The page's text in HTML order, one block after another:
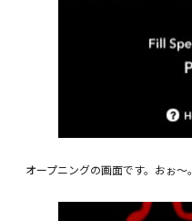
オープニングの画面です。おぉ〜。